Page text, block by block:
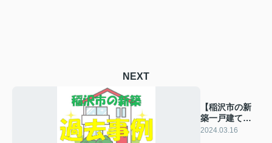
NEXT
【稲沢市の新
築一戸建て】
過去の販売事
2024.03.16